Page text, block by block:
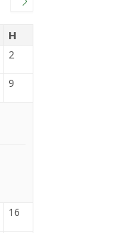
Н
2
9
16